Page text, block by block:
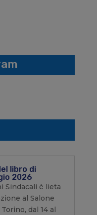
libro di
2026
Sindacali è lieta
al Salone
dal 14 al